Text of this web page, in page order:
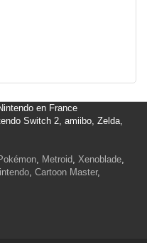
en France
Switch 2, amiibo, Zelda,
, Metroid, Xenoblade,
, Cartoon Master,